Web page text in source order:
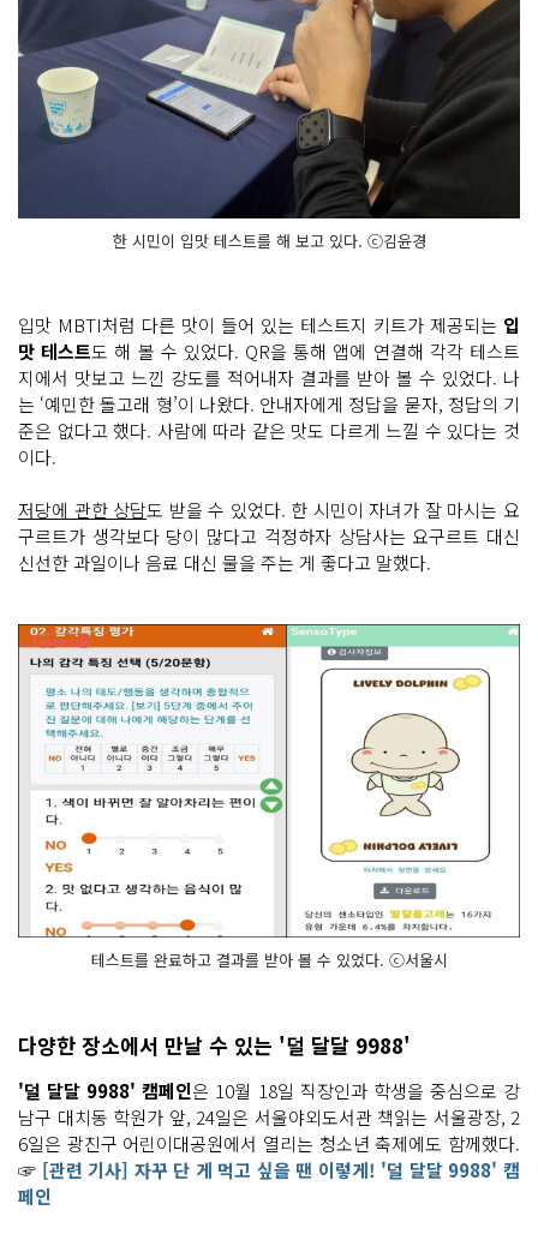
한 시민이 입맛 테스트를 해 보고 있다. ⓒ김윤경
입맛 MBTI처럼 다른 맛이 들어 있는 테스트지 키트가 제공되는 입
맛 테스트도 해 볼 수 있었다. QR을 통해 앱에 연결해 각각 테스트
지에서 맛보고 느낀 강도를 적어내자 결과를 받아 볼 수 있었다. 나
는 ‘예민한 돌고래 형’이 나왔다. 안내자에게 정답을 묻자, 정답의 기
준은 없다고 했다. 사람에 따라 같은 맛도 다르게 느낄 수 있다는 것
이다.
저당에 관한 상담도 받을 수 있었다. 한 시민이 자녀가 잘 마시는 요
구르트가 생각보다 당이 많다고 걱정하자 상담사는 요구르트 대신
신선한 과일이나 음료 대신 물을 주는 게 좋다고 말했다.
테스트를 완료하고 결과를 받아 볼 수 있었다. ⓒ서울시
다양한 장소에서 만날 수 있는 '덜 달달 9988'
'덜 달달 9988' 캠페인은 10월 18일 직장인과 학생을 중심으로 강
남구 대치동 학원가 앞, 24일은 서울야외도서관 책읽는 서울광장, 2
6일은 광진구 어린이대공원에서 열리는 청소년 축제에도 함께했다.
☞ [관련 기사] 자꾸 단 게 먹고 싶을 땐 이렇게! '덜 달달 9988' 캠
페인